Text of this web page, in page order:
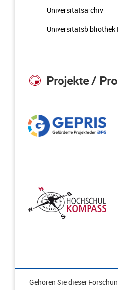
Universitätsarchiv
Universitätsbibliothek
Projekte /
Gehören Sie dieser